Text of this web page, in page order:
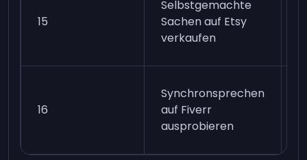
15
Selbstgemachte
Sachen auf Etsy
verkaufen
16
Synchronsprechen
auf Fiverr
ausprobieren